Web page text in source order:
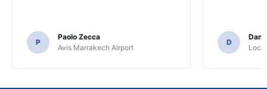
P
Paolo Zecca
Avis Marrakech Airport
D